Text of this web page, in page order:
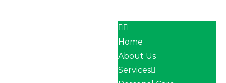
Home
About Us
Services